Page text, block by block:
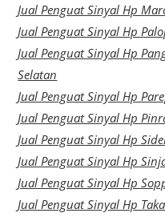
Jual Penguat Sinyal Hp
Jual Penguat Sinyal Hp
Jual Penguat Sinyal Hp
Selatan
Jual Penguat Sinyal Hp
Jual Penguat Sinyal Hp
Jual Penguat Sinyal Hp
Jual Penguat Sinyal Hp
Jual Penguat Sinyal Hp
Jual Penguat Sinyal Hp